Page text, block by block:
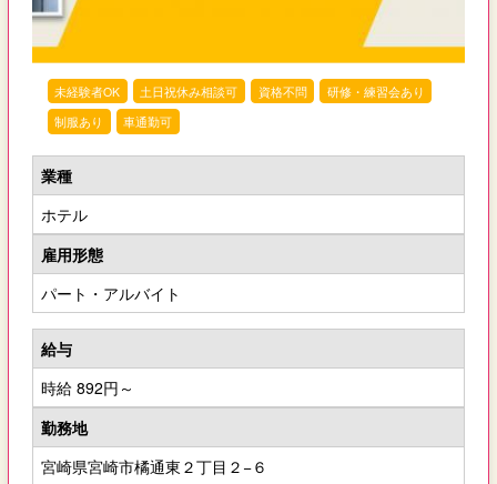
未経験者OK 土日祝休み相談可 資格不問
研修・練習会あり
制服あり
車通勤可
業種
ホテル
雇用形態
パート・アルバイト
給与
時給 892円～
勤務地
宮崎県宮崎市橘通東２丁目２−６